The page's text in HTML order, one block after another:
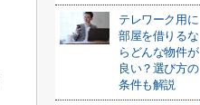
テレワーク用に
部屋を借りるな
らどんな物件が
良い？選び方の
条件も解説